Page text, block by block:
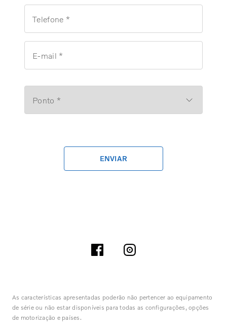
Telefone *
E-mail *
Ponto *
ENVIAR
As características apresentadas poderão não pertencer ao equipamento
de série ou não estar disponíveis para todas as configurações, opções
de motorização e países.